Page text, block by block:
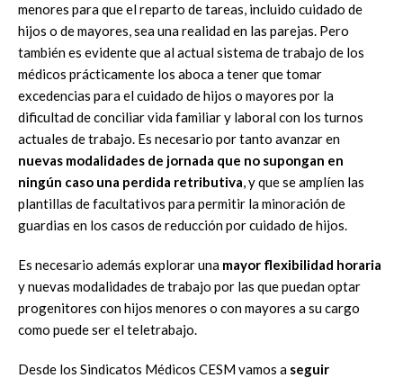
menores para que el reparto de tareas, incluido cuidado de
hijos o de mayores, sea una realidad en las parejas. Pero
también es evidente que al actual sistema de trabajo de los
médicos prácticamente los aboca a tener que tomar
excedencias para el cuidado de hijos o mayores por la
dificultad de conciliar vida familiar y laboral con los turnos
actuales de trabajo. Es necesario por tanto avanzar en
nuevas modalidades de jornada que no supongan en
ningún caso una perdida retributiva, y que se amplíen las
plantillas de facultativos para permitir la minoración de
guardias en los casos de reducción por cuidado de hijos.
Es necesario además explorar una mayor flexibilidad horaria
y nuevas modalidades de trabajo por las que puedan optar
progenitores con hijos menores o con mayores a su cargo
como puede ser el teletrabajo.
Desde los Sindicatos Médicos CESM vamos a seguir